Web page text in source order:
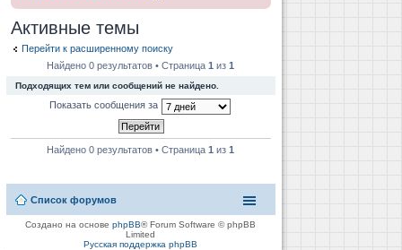
Активные темы
Перейти к расширенному поиску
Найдено 0 результатов • Страница1 из1
Подходящих тем или сообщений не найдено.
Показать сообщения за
Найдено 0 результатов • Страница1 из1
Список форумов
Создано на основеphpBB® Forum Software © phpBB
Limited
Русская поддержка phpBB